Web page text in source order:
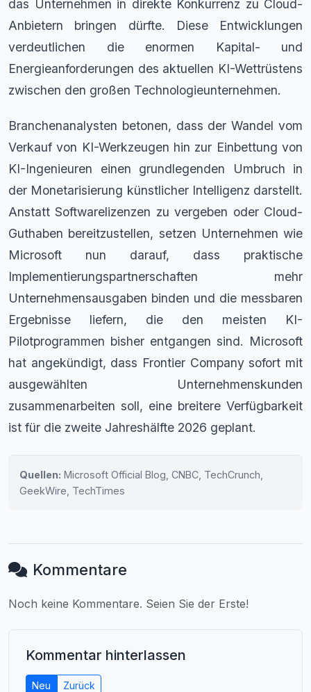
das Unternehmen in direkte Konkurrenz zu Cloud-
Anbietern bringen dürfte. Diese Entwicklungen
verdeutlichen die enormen Kapital- und
Energieanforderungen des aktuellen KI-Wettrüstens
zwischen den großen Technologieunternehmen.
Branchenanalysten betonen, dass der Wandel vom
Verkauf von KI-Werkzeugen hin zur Einbettung von
KI-Ingenieuren einen grundlegenden Umbruch in
der Monetarisierung künstlicher Intelligenz darstellt.
Anstatt Softwarelizenzen zu vergeben oder Cloud-
Guthaben bereitzustellen, setzen Unternehmen wie
Microsoft nun darauf, dass praktische
Implementierungspartnerschaften mehr
Unternehmensausgaben binden und die messbaren
Ergebnisse liefern, die den meisten KI-
Pilotprogrammen bisher entgangen sind. Microsoft
hat angekündigt, dass Frontier Company sofort mit
ausgewählten Unternehmenskunden
zusammenarbeiten soll, eine breitere Verfügbarkeit
ist für die zweite Jahreshälfte 2026 geplant.
Quellen: Microsoft Official Blog, CNBC, TechCrunch,
GeekWire, TechTimes
Kommentare
Noch keine Kommentare. Seien Sie der Erste!
Kommentar hinterlassen
Neu Zurück